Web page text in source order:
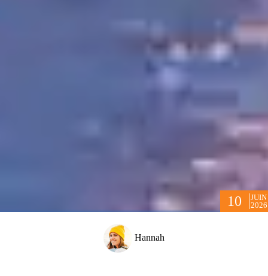
10
JUIN
2026
Hannah